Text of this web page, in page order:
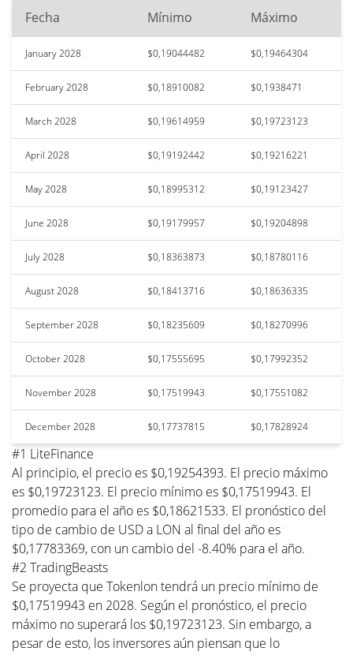
Fecha Mínimo Máximo
January 2028 $0,19044482 $0,19464304
February 2028 $0,18910082 $0,1938471
March 2028 $0,19614959 $0,19723123
April 2028 $0,19192442 $0,19216221
May 2028 $0,18995312 $0,19123427
June 2028 $0,19179957 $0,19204898
July 2028 $0,18363873 $0,18780116
August 2028 $0,18413716 $0,18636335
September 2028 $0,18235609 $0,18270996
October 2028 $0,17555695 $0,17992352
November 2028 $0,17519943 $0,17551082
December 2028 $0,17737815 $0,17828924
#1 LiteFinance
Al principio, el precio es $0,19254393. El precio máximo
es $0,19723123. El precio mínimo es $0,17519943. El
promedio para el año es $0,18621533. El pronóstico del
tipo de cambio de USD a LON al final del año es
$0,17783369, con un cambio del -8.40% para el año.
#2 TradingBeasts
Se proyecta que Tokenlon tendrá un precio mínimo de
$0,17519943 en 2028. Según el pronóstico, el precio
máximo no superará los $0,19723123. Sin embargo, a
pesar de esto, los inversores aún piensan que lo